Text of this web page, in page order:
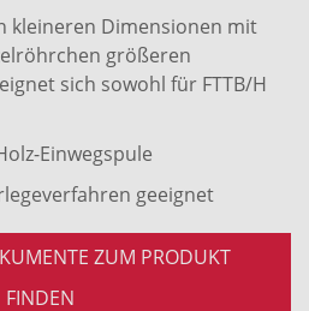
kleineren Dimensionen mit
größeren
sich sowohl für FTTB/H
Einwegspule
geeignet
ZUM PRODUKT
FINDEN